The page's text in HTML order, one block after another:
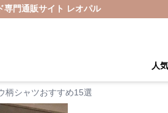
専門通販サイト レオパル
人
柄シャツおすすめ15選